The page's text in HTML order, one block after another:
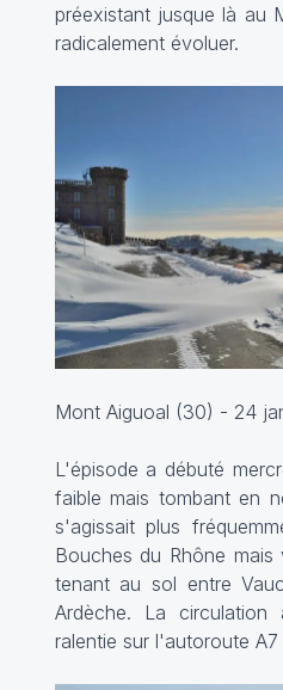
préexistant jusque là au
radicalement évoluer.
Mont Aiguoal (30) - 24
L'épisode a débuté
faible mais tombant en
s'agissait plus
Bouches du Rhône mais
tenant au sol entre
Ardèche. La circulation
ralentie sur l'autoroute A7